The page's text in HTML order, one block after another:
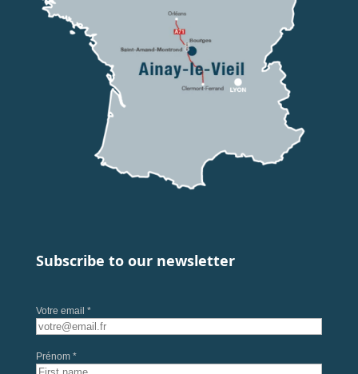
Subscribe to our newsletter
Votre email *
Prénom *